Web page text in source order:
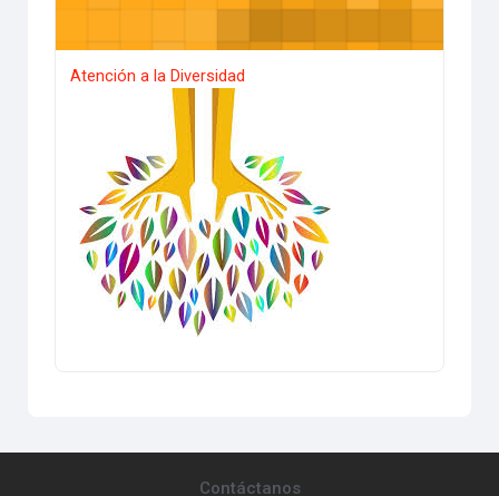
Atención a la Diversidad
Contáctanos